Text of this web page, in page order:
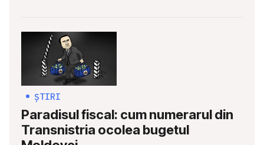
ȘTIRI
Paradisul fiscal: cum numerarul din
Transnistria ocolea bugetul